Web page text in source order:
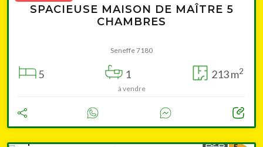
SPACIEUSE MAISON DE MAÎTRE 5
CHAMBRES
Seneffe 7180
5 1 213 m2
à vendre
à partir de 395 000 €